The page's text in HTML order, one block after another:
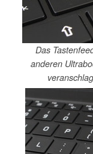
Das
anderen